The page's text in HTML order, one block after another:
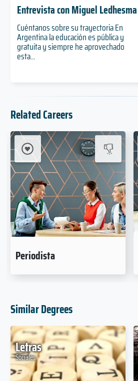
Entrevista con Miguel Ledhesma
Cuéntanos sobre su trayectoria En
Argentina la educación es pública y
gratuita y siempre he aprovechado
esta...
Related Careers
Periodista
Similar Degrees
Letras
Sociales